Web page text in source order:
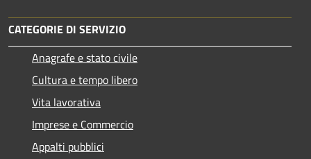
CATEGORIE DI SERVIZIO
Anagrafe e stato civile
Cultura e tempo libero
Vita lavorativa
Imprese e Commercio
Appalti pubblici